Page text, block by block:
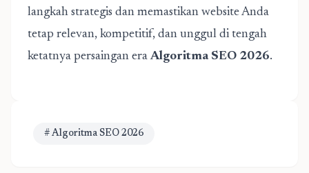
langkah strategis dan memastikan website Anda
tetap relevan, kompetitif, dan unggul di tengah
ketatnya persaingan eraAlgoritma SEO 2026.
# Algoritma SEO 2026